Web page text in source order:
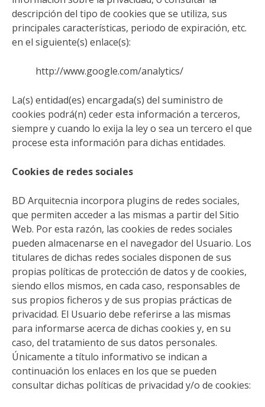
descripción del tipo de cookies que se utiliza, sus
principales características, periodo de expiración, etc.
en el siguiente(s) enlace(s):
http://www.google.com/analytics/
La(s) entidad(es) encargada(s) del suministro de
cookies podrá(n) ceder esta información a terceros,
siempre y cuando lo exija la ley o sea un tercero el que
procese esta información para dichas entidades.
Cookies de redes sociales
BD Arquitecnia incorpora plugins de redes sociales,
que permiten acceder a las mismas a partir del Sitio
Web. Por esta razón, las cookies de redes sociales
pueden almacenarse en el navegador del Usuario. Los
titulares de dichas redes sociales disponen de sus
propias políticas de protección de datos y de cookies,
siendo ellos mismos, en cada caso, responsables de
sus propios ficheros y de sus propias prácticas de
privacidad. El Usuario debe referirse a las mismas
para informarse acerca de dichas cookies y, en su
caso, del tratamiento de sus datos personales.
Únicamente a título informativo se indican a
continuación los enlaces en los que se pueden
consultar dichas políticas de privacidad y/o de cookies: